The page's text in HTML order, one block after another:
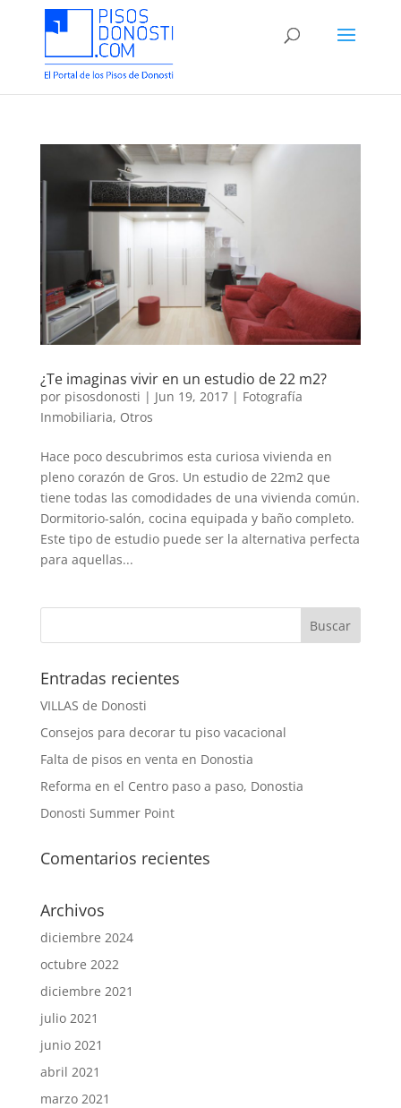
¿Te imaginas vivir en un estudio de 22 m2?
por pisosdonosti | Jun 19, 2017| Fotografía
Inmobiliaria, Otros
Hace poco descubrimos esta curiosa vivienda en
pleno corazón de Gros. Un estudio de 22m2 que
tiene todas las comodidades de una vivienda común.
Dormitorio-salón, cocina equipada y baño completo.
Este tipo de estudio puede ser la alternativa perfecta
para aquellas...
Entradas recientes
VILLAS de Donosti
Consejos para decorar tu piso vacacional
Falta de pisos en venta en Donostia
Reforma en el Centro paso a paso, Donostia
Donosti Summer Point
Comentarios recientes
Archivos
diciembre 2024
octubre 2022
diciembre 2021
julio 2021
junio 2021
abril 2021
marzo 2021